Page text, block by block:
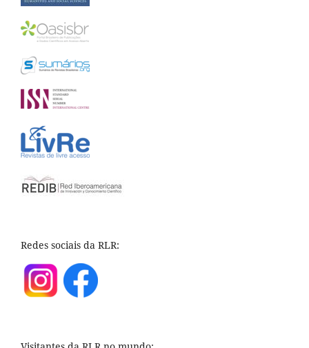
Redes sociais da RLR: